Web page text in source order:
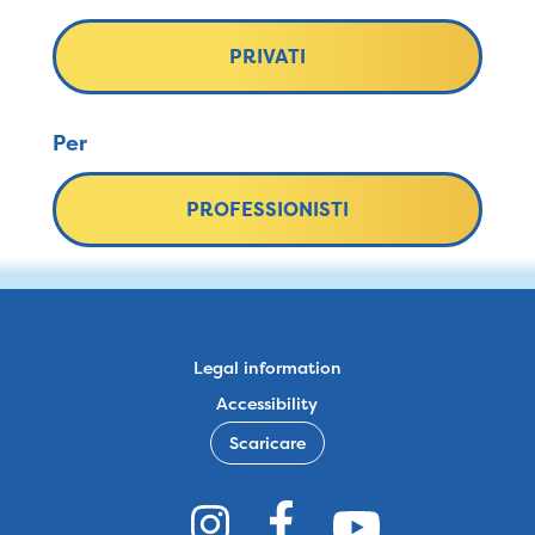
PRIVATI
Per
PROFESSIONISTI
Legal information
Accessibility
Scaricare